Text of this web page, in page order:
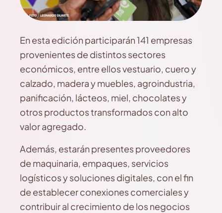
En esta edición participarán 141 empresas
provenientes de distintos sectores
económicos, entre ellos vestuario, cuero y
calzado, madera y muebles, agroindustria,
panificación, lácteos, miel, chocolates y
otros productos transformados con alto
valor agregado.
Además, estarán presentes proveedores
de maquinaria, empaques, servicios
logísticos y soluciones digitales, con el fin
de establecer conexiones comerciales y
contribuir al crecimiento de los negocios